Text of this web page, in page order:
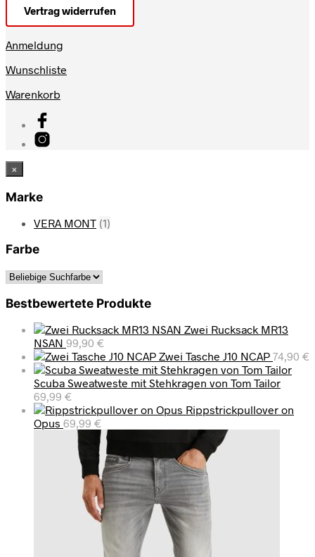
Vertrag widerrufen
Anmeldung
Wunschliste
Warenkorb
×
Marke
VERA MONT (1)
Farbe
Bestbewertete Produkte
Zwei Rucksack MR13
NSAN 99,90 €
Zwei Tasche J10 NCAP 74,90 €
Scuba Sweatweste mit Stehkragen von Tom Tailor
69,99 €
Rippstrickpullover on
Opus 69,99 €